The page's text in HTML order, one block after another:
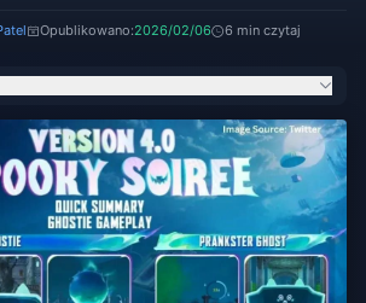
Opublikowano:2026/02/06 6 min czytaj